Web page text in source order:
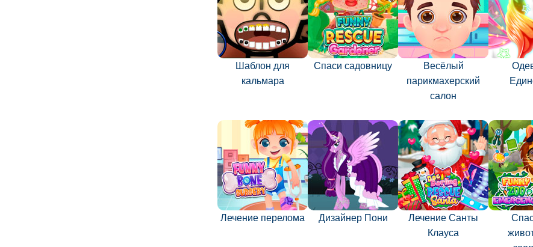
Шаблон для
кальмара
Спаси садовницу
Весёлый
парикмахерский
салон
Лечение перелома Дизайнер Пони
Лечение Санты
Клауса